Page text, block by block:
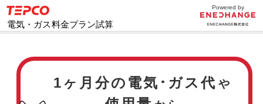
電気・ガス料金プラン試算
Powered by
1ヶ月分の電気･ガス代 や